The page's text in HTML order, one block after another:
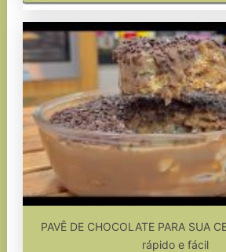
PAVÊ DE CHOCOLATE PARA SUA
rápido e fácil